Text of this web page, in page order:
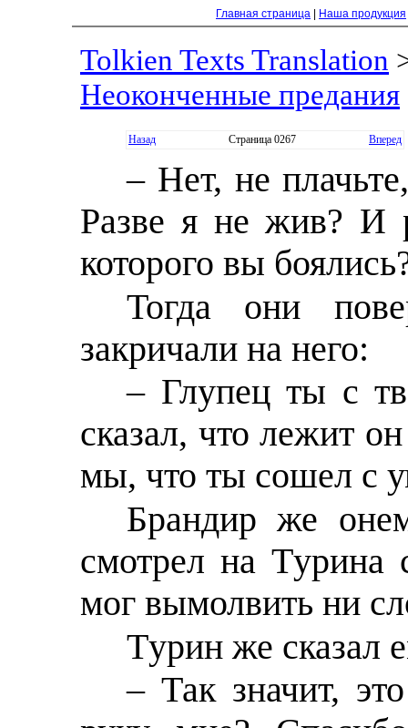
Главная страница Наша продукция
Tolkien Texts Translation
Неоконченные предания
Назад Страница 0267 Вперед
– Нет, не
Разве я не жив? И
которого вы
Тогда они
закричали на него:
– Глупец ты с
сказал, что лежит
мы, что ты сошел с
Брандир же
смотрел на Тyрина
мог вымолвить ни
Тyрин же сказал
– Так значит,